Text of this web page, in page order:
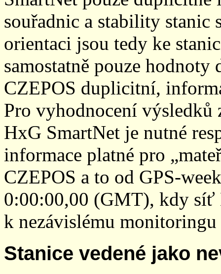
souřadnic a stability stanic
orientaci jsou tedy ke
samostatně pouze
CZEPOS duplicitní,
Pro vyhodnocení
HxG SmartNet je nutné
informace platné pro
CZEPOS a to od GPS-
0:00:00,00 (GMT), kdy síť
k nezávislému
Stanice vedené jako